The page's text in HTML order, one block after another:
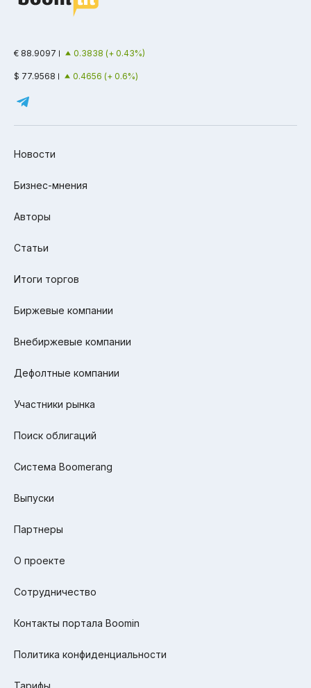
€ 88.9097 0.3838 (+ 0.43%)
$ 77.9568 0.4656 (+ 0.6%)
Новости
Бизнес-мнения
Авторы
Статьи
Итоги торгов
Биржевые компании
Внебиржевые компании
Дефолтные компании
Участники рынка
Поиск облигаций
Система Boomerang
Выпуски
Партнеры
О проекте
Сотрудничество
Контакты портала Boomin
Политика конфиденциальности
Тарифы